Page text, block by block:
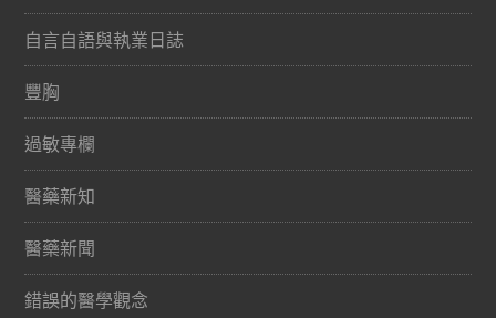
自言自語與執業日誌
豐胸
過敏專欄
醫藥新知
醫藥新聞
錯誤的醫學觀念